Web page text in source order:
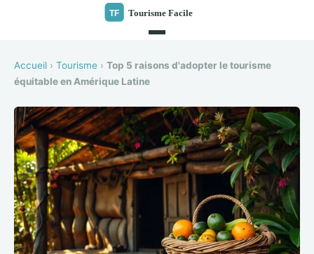
Accueil › Tourisme › Top 5 raisons d'adopter le tourisme
équitable en Amérique Latine